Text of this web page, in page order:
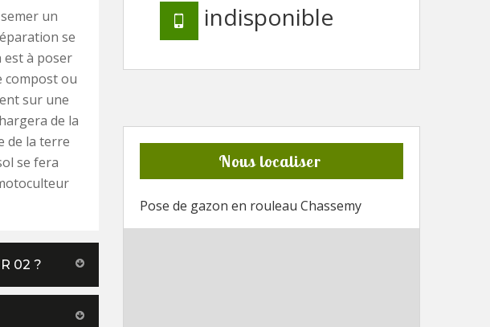
un
se
est à poser
compost ou
sur une
de la
de la terre
se fera
02 ?
indisponible
Nous localiser
Pose de gazon en rouleau Chassemy